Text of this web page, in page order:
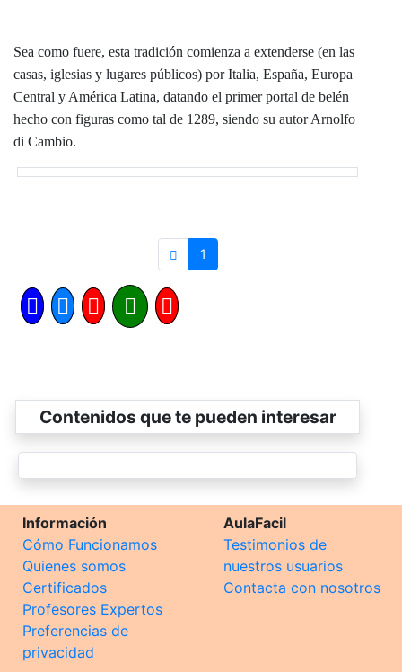
Sea como fuere, esta tradición comienza a extenderse (en las
casas, iglesias y lugares públicos) por Italia, España, Europa
Central y América Latina, datando el primer portal de belén
hecho con figuras como tal de 1289, siendo su autor Arnolfo
di Cambio.
1
Contenidos que te pueden interesar
Información
Cómo Funcionamos
Quienes somos
Certificados
Profesores Expertos
Preferencias de
privacidad
AulaFacil
Testimonios de
nuestros usuarios
Contacta con nosotros